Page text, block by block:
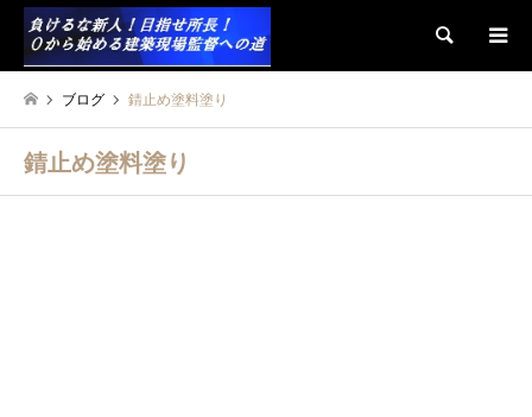
検索
ブログ 錆止め塗料塗り
錆止め塗料塗り